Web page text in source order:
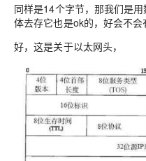
同样是14个字节，那我们是
体去存它也是ok的，好会不会
好，这是关于以太网头，